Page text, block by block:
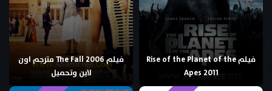
فيلم Rise of the Planet of the
Apes 2011
فيلم The Fall 2006 مترجم اون
لاين وتحميل